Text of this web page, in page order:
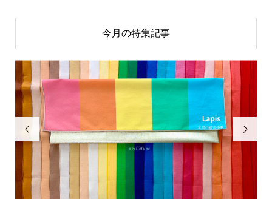
今月の特集記事
 